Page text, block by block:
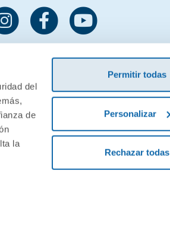
del
de
la
Permitir todas
Personalizar
Rechazar todas